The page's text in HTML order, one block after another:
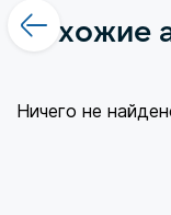
вторым
Здесь больше
Похожие
Ничего не